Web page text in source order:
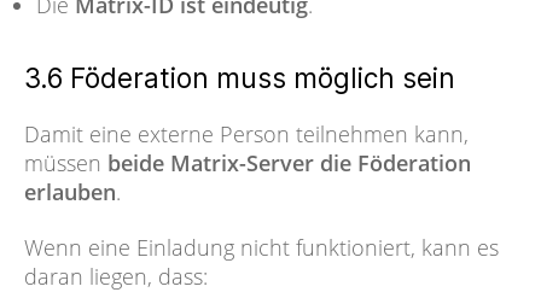
3.6 Föderation muss möglich sein
Damit eine externe Person teilnehmen kann,
müssen beide Matrix-Server die Föderation
erlauben.
Wenn eine Einladung nicht funktioniert, kann es
daran liegen, dass: